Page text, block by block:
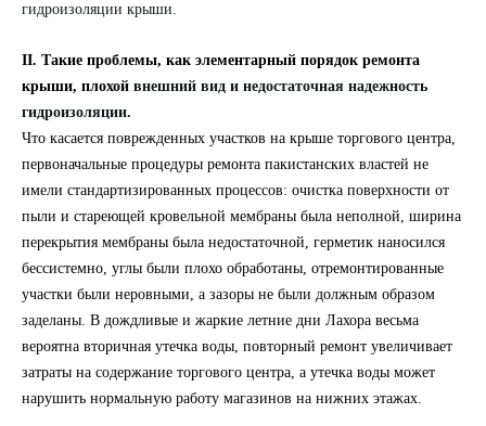
гидроизоляции крыши.
II. Такие проблемы, как элементарный порядок ремонта
крыши, плохой внешний вид и недостаточная надежность
гидроизоляции.
Что касается поврежденных участков на крыше торгового центра,
первоначальные процедуры ремонта пакистанских властей не
имели стандартизированных процессов: очистка поверхности от
пыли и стареющей кровельной мембраны была неполной, ширина
перекрытия мембраны была недостаточной, герметик наносился
бессистемно, углы были плохо обработаны, отремонтированные
участки были неровными, а зазоры не были должным образом
заделаны. В дождливые и жаркие летние дни Лахора весьма
вероятна вторичная утечка воды, повторный ремонт увеличивает
затраты на содержание торгового центра, а утечка воды может
нарушить нормальную работу магазинов на нижних этажах.